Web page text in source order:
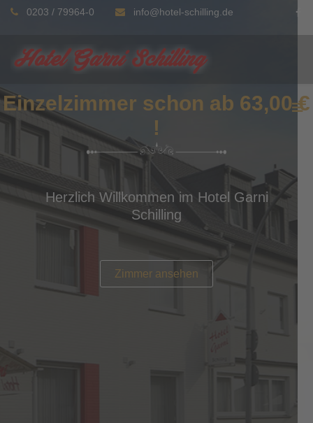
0203 / 79964-0 info@hotel-schilling.de
Einzelzimmer schon ab 63,00 €
!
Herzlich Willkommen im Hotel Garni
Schilling
Zimmer ansehen